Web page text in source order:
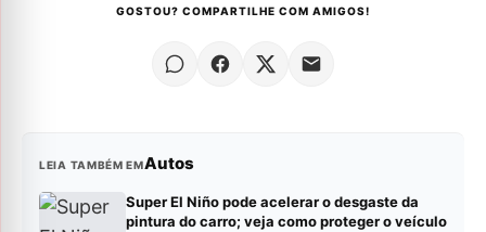
GOSTOU? COMPARTILHE COM AMIGOS!
LEIA TAMBÉM EMAutos
Super El Niño pode acelerar o desgaste da
pintura do carro; veja como proteger o veículo